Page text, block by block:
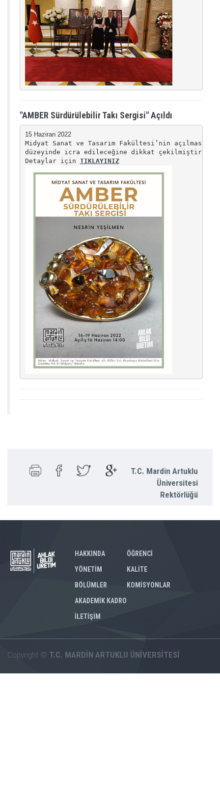
"AMBER Sürdürülebilir Takı Sergisi" Açıldı
15 Haziran 2022
Midyat Sanat ve Tasarım Fakültesi’nin
düzeyinde icra edileceğine dikkat çekilmiştir.
Detaylar için TIKLAYINIZ
T.C. Mardin Artuklu
Üniversitesi
Rektörlüğü
HAKKINDA
YÖNETİM
BÖLÜMLER
ÖĞRENCİ
KALİTE
KOMİSYONLAR
AKADEMİK KADRO
İLETİŞİM
Copyright © T.C. MARDİN ARTUKLU ÜNİVERSİTESİ